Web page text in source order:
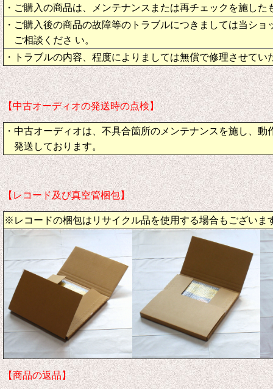
・ご購入の商品は、メンテナンスまたは再チェックを施し
・ご購入後の商品の故障等のトラブルにつきましては当ショ
ご相談くださ い。
・トラブルの内容、程度によりましては無償で修理させてい
【中古オーディオの発送時の点検】
・中古オーディオは、不具合箇所のメンテナンスを施し、動
発送しております。
【レコード及び真空管梱包】
※レコードの梱包はリサイクル品を使用する場合もございま
【商品の返品】